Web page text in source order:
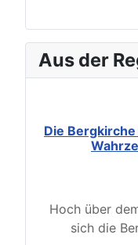
Aus der
Die
Hoch über
sich die